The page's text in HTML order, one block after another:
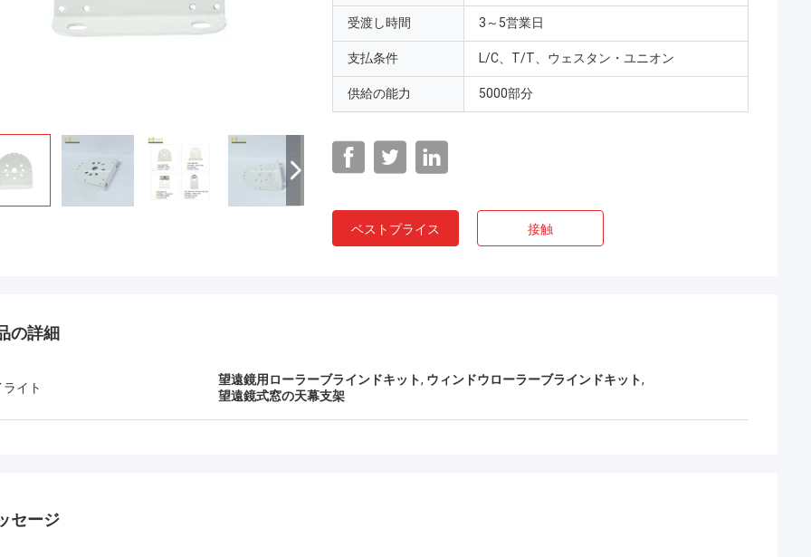
受渡し時間 3～5営業日
支払条件 L/C、T/T、ウェスタン・ユニオン
供給の能力 5000部分
ベストプライス 接触
の詳細
イト
望遠鏡用ローラーブラインドキット, ウィンドウローラーブラインドキット,
望遠鏡式窓の天幕支架
セージ